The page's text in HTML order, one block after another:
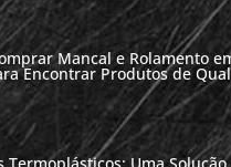
Mancal e Rolamento
Encontrar Produtos de